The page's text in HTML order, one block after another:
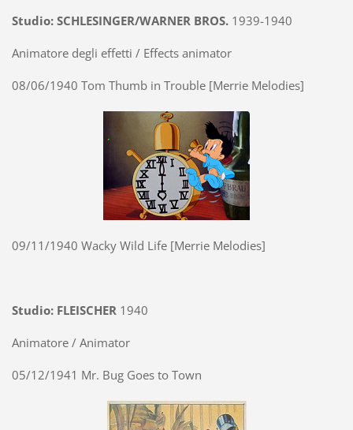
Studio: SCHLESINGER/WARNER BROS. 1939-1940
Animatore degli effetti / Effects animator
08/06/1940 Tom Thumb in Trouble [Merrie Melodies]
09/11/1940 Wacky Wild Life [Merrie Melodies]
Studio: FLEISCHER 1940
Animatore / Animator
05/12/1941 Mr. Bug Goes to Town